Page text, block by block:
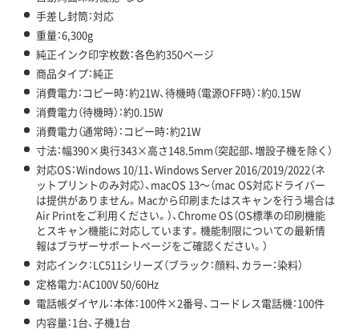
手差し封筒：対応
重量：6,300g
純正インク印字枚数：各色約350ページ
商品タイプ：純正
消費電力：コピー時：約21W、待機時（電源OFF時）：約0.15W
消費電力（待機時）：約0.15W
消費電力（通常時）：コピー時：約21W
寸法：幅390×奥行343×高さ148.5mm（突起部、増設子機を除く）
対応OS：Windows 10/11、Windows Server 2016/2019/2022（ネ
ットプリントのみ対応）、macOS 13～（mac OS対応ドライバー
は提供がありません。Macから印刷またはスキャンを行う場合は
Air Printをご利用ください。）、Chrome OS（OS標準の印刷機能
とスキャン機能に対応しています。機能制限についての最新情
報はブラザーサポートページをご確認ください。）
対応インク：LC511シリーズ（ブラック：顔料、カラー：染料）
定格電力：AC100V 50/60Hz
電話帳ダイヤル：本体：100件×2番号、コードレス電話機：100件
内容量：1台、子機1台